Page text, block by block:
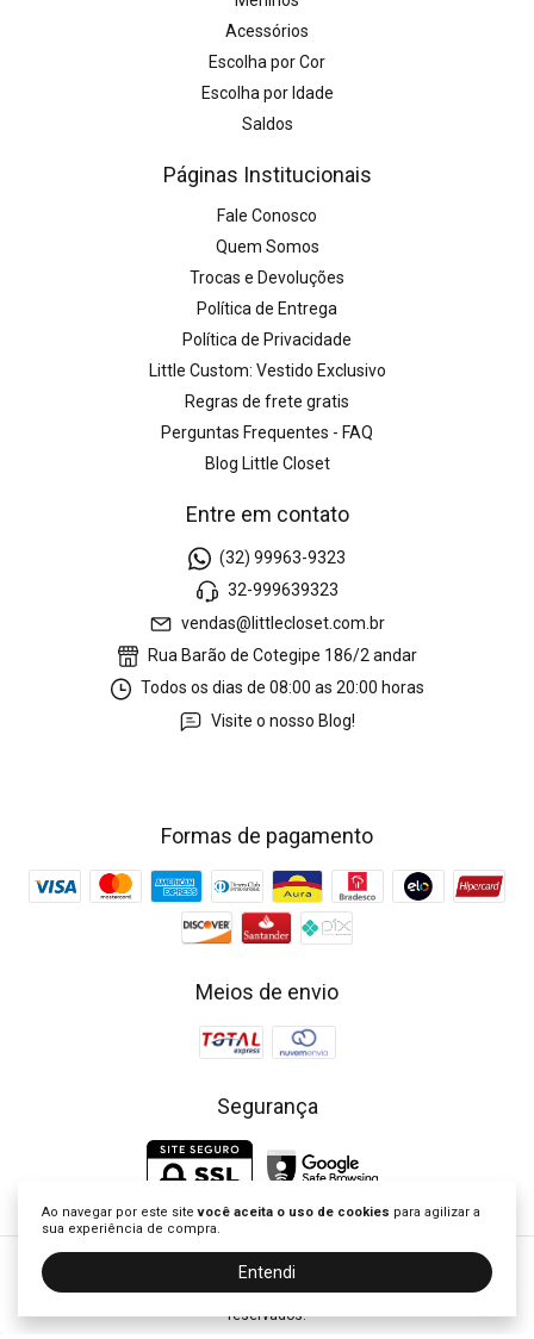
Ao navegar por este sitevocê aceita o uso de cookies para agilizar a
sua experiência de compra.
Entendi
Acessórios
Escolha por Cor
Escolha por Idade
Saldos
Páginas Institucionais
Fale Conosco
Quem Somos
Trocas e Devoluções
Política de Entrega
Política de Privacidade
Little Custom: Vestido Exclusivo
Regras de frete gratis
Perguntas Frequentes - FAQ
Blog Little Closet
Entre em contato
(32) 99963-9323
32-999639323
vendas@littlecloset.com.br
Rua Barão de Cotegipe 186/2 andar
Todos os dias de 08:00 as 20:00 horas
Visite o nosso Blog!
Formas de pagamento
Meios de envio
Segurança
Little Closet - Loja de Roupa Infantil | Vestidos Clássicos Bordados
reservados.